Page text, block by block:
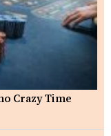
Crazy Time